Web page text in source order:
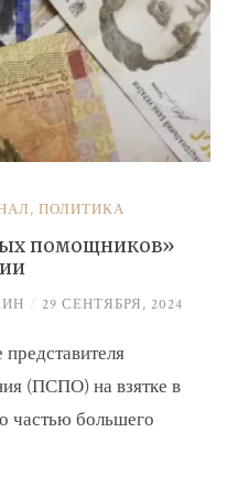
, ПОЛИТИКА
помощников»
/ 29 СЕНТЯБРЯ, 2024
(ПСПО) на взятке в
частью большего